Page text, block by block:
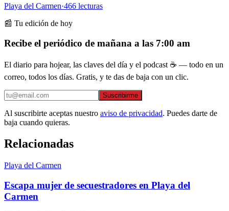
Playa del Carmen·466 lecturas
📰 Tu edición de hoy
Recibe el periódico de mañana a las 7:00 am
El diario para hojear, las claves del día y el podcast ☕ — todo en un
correo, todos los días. Gratis, y te das de baja con un clic.
Suscribirme
Al suscribirte aceptas nuestro aviso de privacidad. Puedes darte de
baja cuando quieras.
Relacionadas
Playa del Carmen
Escapa mujer de secuestradores en Playa del
Carmen